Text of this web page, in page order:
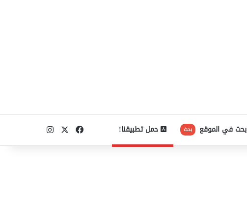
بحث في الموقع بحث حمل تطبيقنا! فيسبوكانستقرام